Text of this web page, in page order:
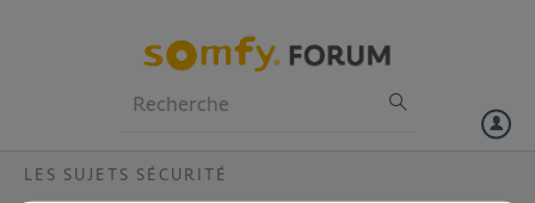
Volet
LES SUJETS SÉCURITÉ